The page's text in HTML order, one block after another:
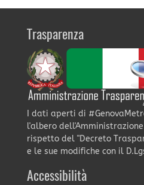
Trasparenza
I dati aperti di
l'albero
rispetto del "Decreto
e le sue modifiche con il
Accessibilità